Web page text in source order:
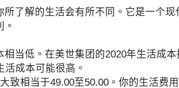
解的生活会有所不同。它是一个现
低。在美世集团的2020年生活成本
成本可能很高。
相当于49.00至50.00。你的生活费